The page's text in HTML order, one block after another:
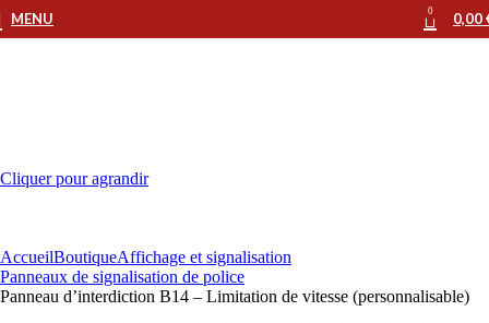
MENU 0 0,00
Cliquer pour agrandir
AccueilBoutiqueAffichage et signalisation
Panneaux de signalisation de police
Panneau d’interdiction B14 – Limitation de vitesse (personnalisable)